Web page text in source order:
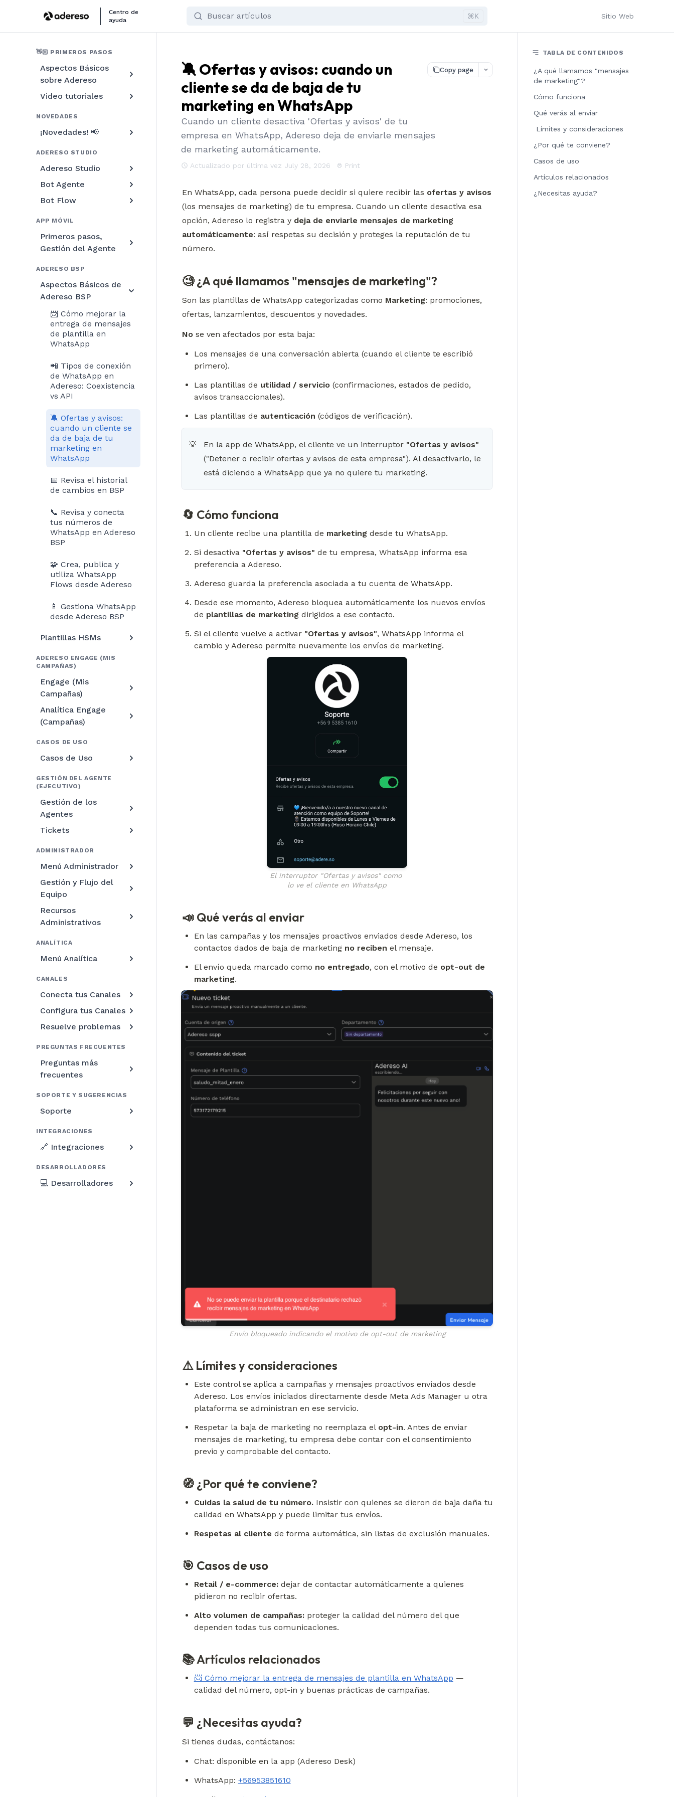
Centro de
ayuda
⌘K Sitio Web
👋🏻 PRIMEROS PASOS
Aspectos Básicos
sobre Adereso
Video tutoriales
NOVEDADES
¡Novedades! 📢
ADERESO STUDIO
Adereso Studio
Bot Agente
Bot Flow
APP MÓVIL
Primeros pasos,
Gestión del Agente
ADERESO BSP
Aspectos Básicos de
Adereso BSP
📨 Cómo mejorar la
entrega de mensajes
de plantilla en
WhatsApp
📲 Tipos de conexión
de WhatsApp en
Adereso: Coexistencia
vs API
🔕 Ofertas y avisos:
cuando un cliente se
da de baja de tu
marketing en
WhatsApp
📅 Revisa el historial
de cambios en BSP
📞 Revisa y conecta
tus números de
WhatsApp en Adereso
BSP
🧩 Crea, publica y
utiliza WhatsApp
Flows desde Adereso
📱 Gestiona WhatsApp
desde Adereso BSP
Plantillas HSMs
ADERESO ENGAGE (MIS
CAMPAÑAS)
Engage (Mis
Campañas)
Analítica Engage
(Campañas)
CASOS DE USO
Casos de Uso
GESTIÓN DEL AGENTE
(EJECUTIVO)
Gestión de los
Agentes
Tickets
ADMINISTRADOR
Menú Administrador
Gestión y Flujo del
Equipo
Recursos
Administrativos
ANALÍTICA
Menú Analítica
CANALES
Conecta tus Canales
Configura tus Canales
Resuelve problemas
PREGUNTAS FRECUENTES
Preguntas más
frecuentes
SOPORTE Y SUGERENCIAS
Soporte
INTEGRACIONES
🔗 Integraciones
DESARROLLADORES
💻 Desarrolladores
🔕 Ofertas y avisos: cuando un
cliente se da de baja de tu
marketing en WhatsApp
Copy page
Cuando un cliente desactiva 'Ofertas y avisos' de tu
empresa en WhatsApp, Adereso deja de enviarle mensajes
de marketing automáticamente.
Actualizado por última vez July 28, 2026 Print
En WhatsApp, cada persona puede decidir si quiere recibir las ofertas y avisos
(los mensajes de marketing) de tu empresa. Cuando un cliente desactiva esa
opción, Adereso lo registra y deja de enviarle mensajes de marketing
automáticamente: así respetas su decisión y proteges la reputación de tu
número.
🧐 ¿A qué llamamos "mensajes de marketing"?
Son las plantillas de WhatsApp categorizadas como Marketing: promociones,
ofertas, lanzamientos, descuentos y novedades.
No se ven afectados por esta baja:
Los mensajes de una conversación abierta (cuando el cliente te escribió
primero).
Las plantillas de utilidad / servicio (confirmaciones, estados de pedido,
avisos transaccionales).
Las plantillas de autenticación (códigos de verificación).
💡 En la app de WhatsApp, el cliente ve un interruptor "Ofertas y avisos"
("Detener o recibir ofertas y avisos de esta empresa"). Al desactivarlo, le
está diciendo a WhatsApp que ya no quiere tu marketing.
🔄 Cómo funciona
Un cliente recibe una plantilla de marketing desde tu WhatsApp.
Si desactiva "Ofertas y avisos" de tu empresa, WhatsApp informa esa
preferencia a Adereso.
Adereso guarda la preferencia asociada a tu cuenta de WhatsApp.
Desde ese momento, Adereso bloquea automáticamente los nuevos envíos
de plantillas de marketing dirigidos a ese contacto.
Si el cliente vuelve a activar "Ofertas y avisos", WhatsApp informa el
cambio y Adereso permite nuevamente los envíos de marketing.
El interruptor "Ofertas y avisos" como
lo ve el cliente en WhatsApp
📣 Qué verás al enviar
En las campañas y los mensajes proactivos enviados desde Adereso, los
contactos dados de baja de marketing no reciben el mensaje.
El envío queda marcado como no entregado, con el motivo de opt-out de
marketing.
Envío bloqueado indicando el motivo de opt-out de marketing
⚠️ Límites y consideraciones
Este control se aplica a campañas y mensajes proactivos enviados desde
Adereso. Los envíos iniciados directamente desde Meta Ads Manager u otra
plataforma se administran en ese servicio.
Respetar la baja de marketing no reemplaza el opt-in. Antes de enviar
mensajes de marketing, tu empresa debe contar con el consentimiento
previo y comprobable del contacto.
🧭 ¿Por qué te conviene?
Cuidas la salud de tu número. Insistir con quienes se dieron de baja daña tu
calidad en WhatsApp y puede limitar tus envíos.
Respetas al cliente de forma automática, sin listas de exclusión manuales.
🎯 Casos de uso
Retail / e-commerce: dejar de contactar automáticamente a quienes
pidieron no recibir ofertas.
Alto volumen de campañas: proteger la calidad del número del que
dependen todas tus comunicaciones.
📚 Artículos relacionados
📨 Cómo mejorar la entrega de mensajes de plantilla en WhatsApp —
calidad del número, opt-in y buenas prácticas de campañas.
💬 ¿Necesitas ayuda?
Si tienes dudas, contáctanos:
Chat: disponible en la app (Adereso Desk)
WhatsApp: +56953851610
TABLA DE CONTENIDOS
¿A qué llamamos "mensajes
de marketing"?
Cómo funciona
Qué verás al enviar
️ Límites y consideraciones
¿Por qué te conviene?
Casos de uso
Artículos relacionados
¿Necesitas ayuda?